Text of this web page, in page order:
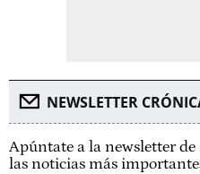
NEWSLETTER
Apúntate a la newsletter
las noticias más